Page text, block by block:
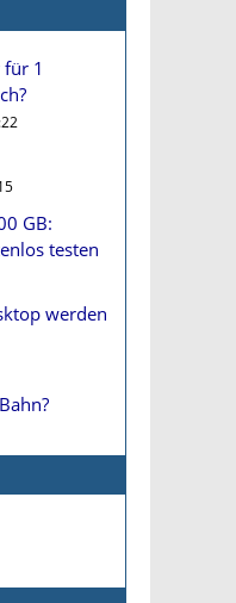
1
GB:
testen
werden